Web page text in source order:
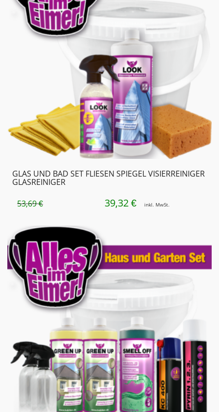
GLAS UND BAD SET FLIESEN SPIEGEL VISIERREINIGER
GLASREINIGER
53,69€
URSPRÜNGLICHER
53,69 €
39,32 €AKTUELLER
39,32 €.
inkl. MwSt.